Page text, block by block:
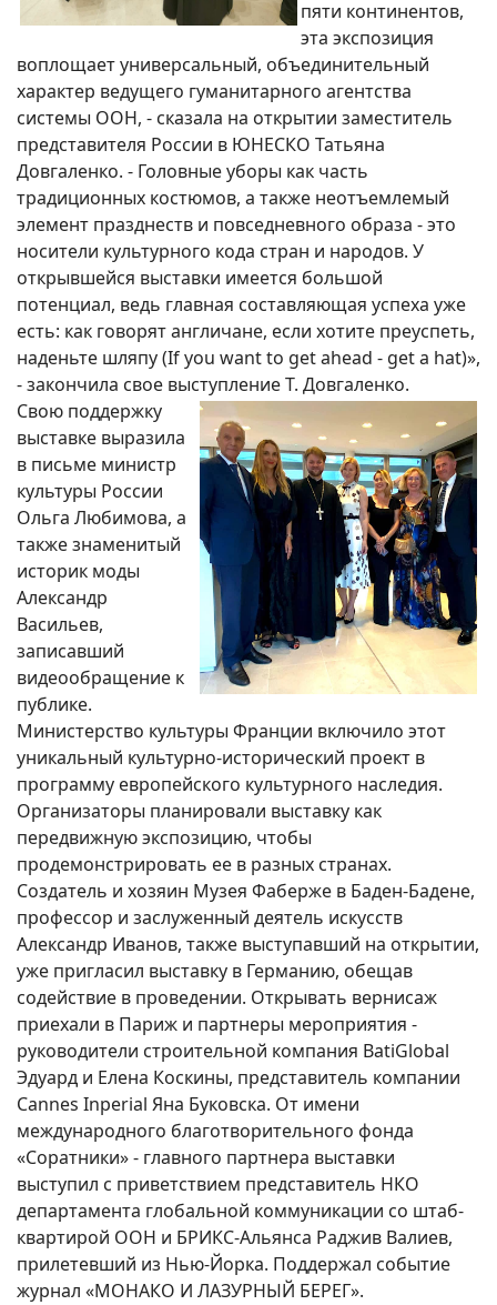
пяти континентов,
эта экспозиция
воплощает универсальный, объединительный
характер ведущего гуманитарного агентства
системы ООН, - сказала на открытии заместитель
представителя России в ЮНЕСКО Татьяна
Довгаленко. - Головные уборы как часть
традиционных костюмов, а также неотъемлемый
элемент празднеств и повседневного образа - это
носители культурного кода стран и народов. У
открывшейся выставки имеется большой
потенциал, ведь главная составляющая успеха уже
есть: как говорят англичане, если хотите преуспеть,
наденьте шляпу (If you want to get ahead - get a hat)»,
- закончила свое выступление Т. Довгаленко.
Свою поддержку
выставке выразила
в письме министр
культуры России
Ольга Любимова, а
также знаменитый
историк моды
Александр
Васильев,
записавший
видеообращение к
публике.
Министерство культуры Франции включило этот
уникальный культурно-исторический проект в
программу европейского культурного наследия.
Организаторы планировали выставку как
передвижную экспозицию, чтобы
продемонстрировать ее в разных странах.
Создатель и хозяин Музея Фаберже в Баден-Бадене,
профессор и заслуженный деятель искусств
Александр Иванов, также выступавший на открытии,
уже пригласил выставку в Германию, обещав
содействие в проведении. Открывать вернисаж
приехали в Париж и партнеры мероприятия -
руководители строительной компания BatiGlobal
Эдуард и Елена Коскины, представитель компании
Cannes Inperial Яна Буковска. От имени
международного благотворительного фонда
«Соратники» - главного партнера выставки
выступил с приветствием представитель НКО
департамента глобальной коммуникации со штаб-
квартирой ООН и БРИКС-Альянса Раджив Валиев,
прилетевший из Нью-Йорка. Поддержал событие
журнал «МОНАКО И ЛАЗУРНЫЙ БЕРЕГ».